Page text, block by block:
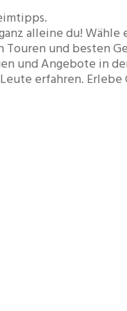
alleine du!
und besten
und Angebote in
erfahren. Erlebe